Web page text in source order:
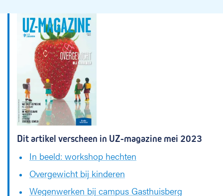
Dit artikel verscheen in UZ-magazine mei 2023
In beeld: workshop hechten
Overgewicht bij kinderen
Wegenwerken bij campus Gasthuisberg